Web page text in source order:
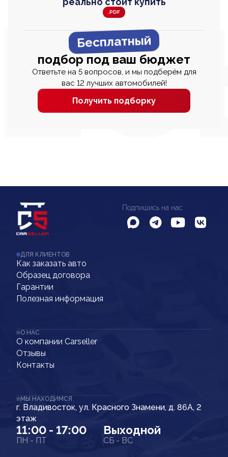
.PDF
Бесплатный
подбор под ваш бюджет
Ответьте на 5 вопросов, и мы подберём для
вас 12 лучших автомобилей!
Получить подборку
Подпишись на нас
ДЛЯ КЛИЕНТОВ
Как заказать авто
Образец договора
Гарантии
Полезная информация
О НАС
О компании Carseller
Отзывы
Контакты
МЫ НАХОДИМСЯ
г. Владивосток, ул. Красного Знамени, д. 86А, 2
этаж
11:00 - 17:00
ПН - ПТ
Выходной
СБ - ВС